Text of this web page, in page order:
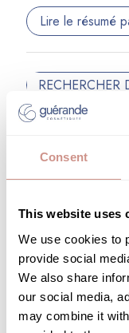
Consent
This website uses
We use cookies to
provide social
We also share
our social media,
may combine it
Lire le résumé
aspect
dans les
toute les
Natacha
Genre: Femme